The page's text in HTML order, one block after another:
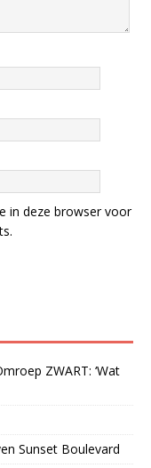
in deze browser voor
ZWART: ‘Wat
Sunset Boulevard